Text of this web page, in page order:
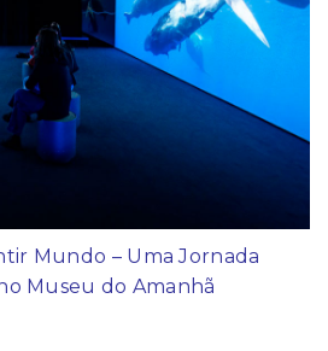
Mundo – Uma Jornada
Museu do Amanhã